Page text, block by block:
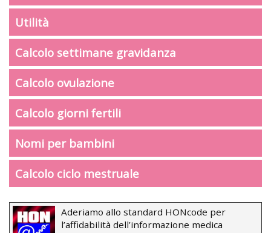
Utilità
Calcolo settimane gravidanza
Calcolo ovulazione
Calcolo giorni fertili
Nomi per bambini
Calcolo ciclo mestruale
Aderiamo allo standard HONcode per
l’affidabilità dell’informazione medica